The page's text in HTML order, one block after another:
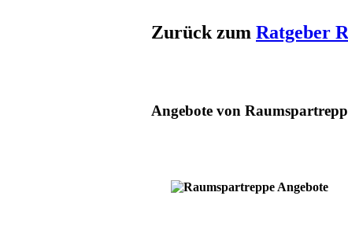
Zurück zum Ratgeber
Angebote von